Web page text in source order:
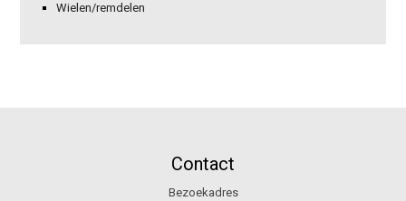
Wielen/remdelen
Contact
Bezoekadres